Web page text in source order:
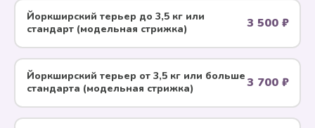
Йоркширский терьер до 3,5 кг или
стандарт (модельная стрижка)
3 500 ₽
Йоркширский терьер от 3,5 кг или больше
стандарта (модельная стрижка)
3 700 ₽